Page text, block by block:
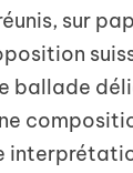
sur
ballade